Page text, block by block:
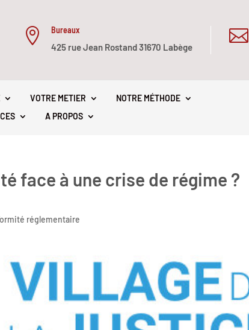
 Bureaux
425 rue Jean Rostand 31670 Labège

VOTRE METIER
NOTRE MÉTHODE
A PROPOS
face à une crise de régime ?
réglementaire